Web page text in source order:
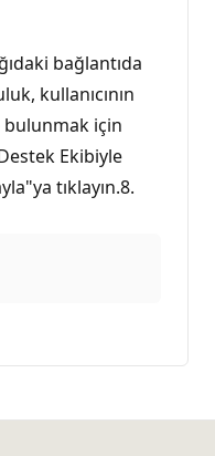
bağlantıda
kullanıcının
bulunmak için
Ekibiyle
tıklayın.8.